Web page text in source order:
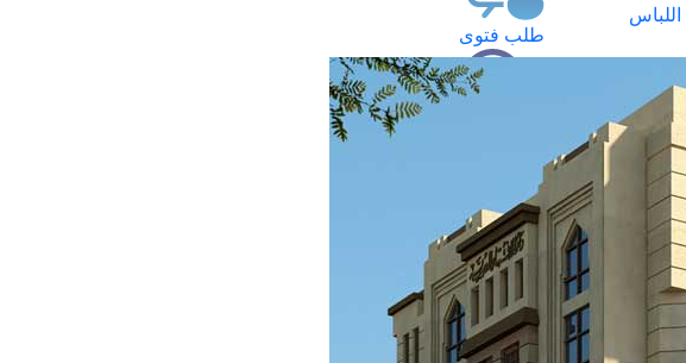
اللباس
طلب فتوى
حجز موعد
الفتوى الهاتفية